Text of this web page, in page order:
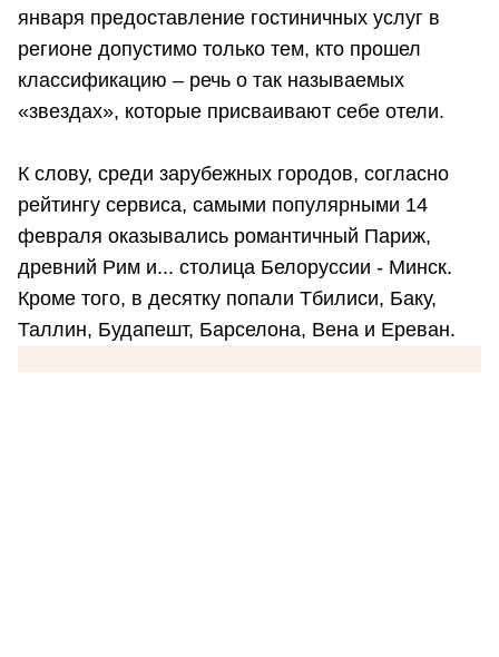
января предоставление гостиничных услуг в
регионе допустимо только тем, кто прошел
классификацию – речь о так называемых
«звездах», которые присваивают себе отели.
К слову, среди зарубежных городов, согласно
рейтингу сервиса, самыми популярными 14
февраля оказывались романтичный Париж,
древний Рим и... столица Белоруссии - Минск.
Кроме того, в десятку попали Тбилиси, Баку,
Таллин, Будапешт, Барселона, Вена и Ереван.